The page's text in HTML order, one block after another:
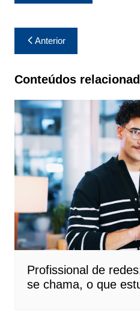
Navegação
de
Post
Anterior
Conteúdos
Profissional de
se chama, o que